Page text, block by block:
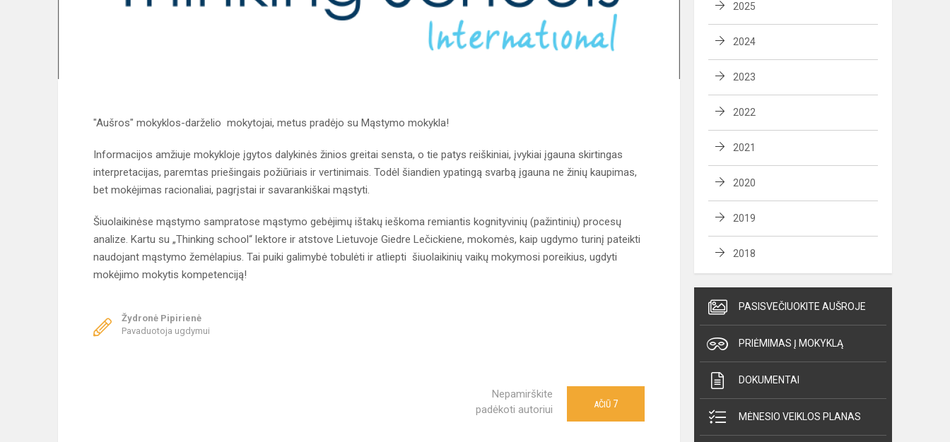
"Aušros" mokyklos-darželio mokytojai, metus pradėjo su Mąstymo mokykla!
Informacijos amžiuje mokykloje įgytos dalykinės žinios greitai sensta, o tie patys reiškiniai, įvykiai įgauna skirtingas
interpretacijas, paremtas priešingais požiūriais ir vertinimais. Todėl šiandien ypatingą svarbą įgauna ne žinių kaupimas,
bet mokėjimas racionaliai, pagrįstai ir savarankiškai mąstyti.
Šiuolaikinėse mąstymo sampratose mąstymo gebėjimų ištakų ieškoma remiantis kognityvinių (pažintinių) procesų
analize. Kartu su „Thinking school“ lektore ir atstove Lietuvoje Giedre Lečickiene, mokomės, kaip ugdymo turinį pateikti
naudojant mąstymo žemėlapius. Tai puiki galimybė tobulėti ir atliepti šiuolaikinių vaikų mokymosi poreikius, ugdyti
mokėjimo mokytis kompetenciją!
Žydronė Pipirienė
Pavaduotoja ugdymui
Nepamirškite
padėkoti autoriui
AČIŪ 7
2025
2024
2023
2022
2021
2020
2019
2018
PASISVEČIUOKITE AUŠROJE
PRIĖMIMAS Į MOKYKLĄ
DOKUMENTAI
MĖNESIO VEIKLOS PLANAS